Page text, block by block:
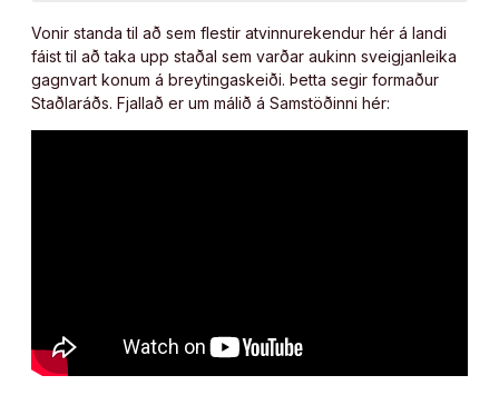
Vonir standa til að sem flestir atvinnurekendur hér á landi
fáist til að taka upp staðal sem varðar aukinn sveigjanleika
gagnvart konum á breytingaskeiði. Þetta segir formaður
Staðlaráðs. Fjallað er um málið á Samstöðinni hér: